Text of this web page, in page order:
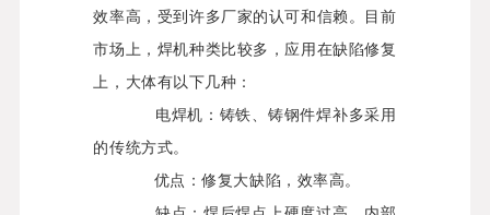
效率高，受到许多厂家的认可和信赖。目前
市场上，焊机种类比较多，应用在缺陷修复
上，大体有以下几种：
电焊机：铸铁、铸钢件焊补多采用
的传统方式。
优点：修复大缺陷，效率高。